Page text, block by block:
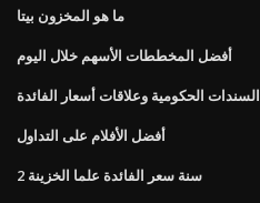
ما هو المخزون بيتا
أفضل المخططات الأسهم خلال اليوم
السندات الحكومية وعلاقات أسعار الفائدة
أفضل الأفلام على التداول
2 سنة سعر الفائدة علما الخزينة